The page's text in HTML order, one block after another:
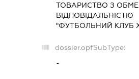
ТОВАРИСТВО З
ВІДПОВІДАЛЬНІСТЮ
"ФУТБОЛЬНИЙ КЛУБ
dossier.opfSubType:
-